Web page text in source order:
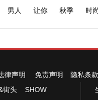
男人 让你 秋季 时
律声明 免责声明
隐私条款
街头 SHOW